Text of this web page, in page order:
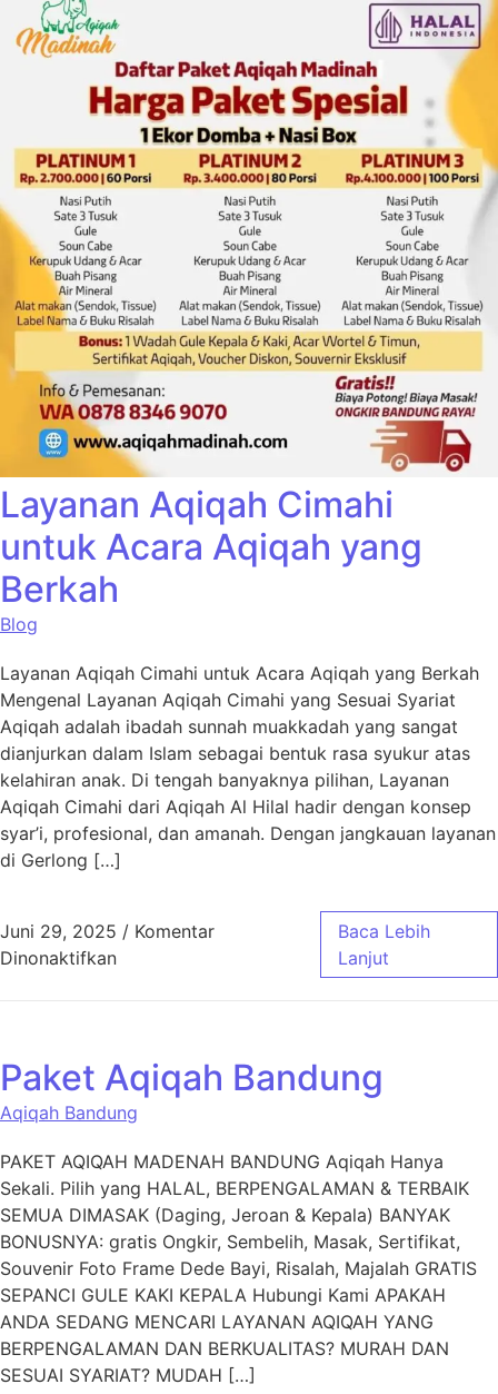
Layanan Aqiqah Cimahi
untuk Acara Aqiqah yang
Berkah
Blog
Layanan Aqiqah Cimahi untuk Acara Aqiqah yang Berkah
Mengenal Layanan Aqiqah Cimahi yang Sesuai Syariat
Aqiqah adalah ibadah sunnah muakkadah yang sangat
dianjurkan dalam Islam sebagai bentuk rasa syukur atas
kelahiran anak. Di tengah banyaknya pilihan, Layanan
Aqiqah Cimahi dari Aqiqah Al Hilal hadir dengan konsep
syar’i, profesional, dan amanah. Dengan jangkauan layanan
di Gerlong […]
Juni 29, 2025 / Komentar
Dinonaktifkanpada Layanan Aqiqah Cimahi untuk Acara
Baca Lebih
Lanjut
Paket Aqiqah Bandung
Aqiqah Bandung
PAKET AQIQAH MADENAH BANDUNG Aqiqah Hanya
Sekali. Pilih yang HALAL, BERPENGALAMAN & TERBAIK
SEMUA DIMASAK (Daging, Jeroan & Kepala) BANYAK
BONUSNYA: gratis Ongkir, Sembelih, Masak, Sertifikat,
Souvenir Foto Frame Dede Bayi, Risalah, Majalah GRATIS
SEPANCI GULE KAKI KEPALA Hubungi Kami APAKAH
ANDA SEDANG MENCARI LAYANAN AQIQAH YANG
BERPENGALAMAN DAN BERKUALITAS? MURAH DAN
SESUAI SYARIAT? MUDAH […]